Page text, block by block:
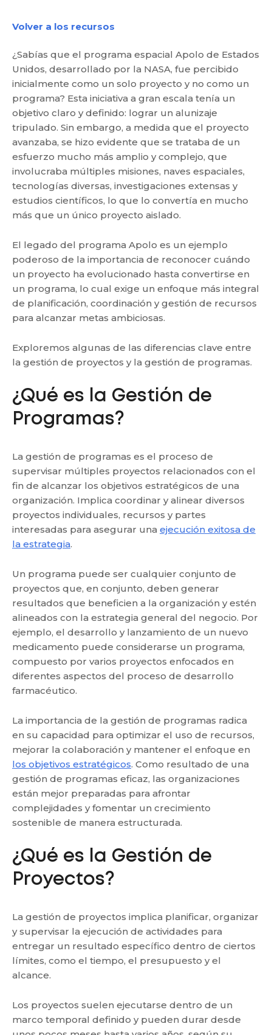
Volver a los recursos
¿Sabías que el programa espacial Apolo de Estados
Unidos, desarrollado por la NASA, fue percibido
inicialmente como un solo proyecto y no como un
programa? Esta iniciativa a gran escala tenía un
objetivo claro y definido: lograr un alunizaje
tripulado. Sin embargo, a medida que el proyecto
avanzaba, se hizo evidente que se trataba de un
esfuerzo mucho más amplio y complejo, que
involucraba múltiples misiones, naves espaciales,
tecnologías diversas, investigaciones extensas y
estudios científicos, lo que lo convertía en mucho
más que un único proyecto aislado.
El legado del programa Apolo es un ejemplo
poderoso de la importancia de reconocer cuándo
un proyecto ha evolucionado hasta convertirse en
un programa, lo cual exige un enfoque más integral
de planificación, coordinación y gestión de recursos
para alcanzar metas ambiciosas.
Exploremos algunas de las diferencias clave entre
la gestión de proyectos y la gestión de programas.
¿Qué es la Gestión de
Programas?
La gestión de programas es el proceso de
supervisar múltiples proyectos relacionados con el
fin de alcanzar los objetivos estratégicos de una
organización. Implica coordinar y alinear diversos
proyectos individuales, recursos y partes
interesadas para asegurar una ejecución exitosa de
la estrategia.
Un programa puede ser cualquier conjunto de
proyectos que, en conjunto, deben generar
resultados que beneficien a la organización y estén
alineados con la estrategia general del negocio. Por
ejemplo, el desarrollo y lanzamiento de un nuevo
medicamento puede considerarse un programa,
compuesto por varios proyectos enfocados en
diferentes aspectos del proceso de desarrollo
farmacéutico.
La importancia de la gestión de programas radica
en su capacidad para optimizar el uso de recursos,
mejorar la colaboración y mantener el enfoque en
los objetivos estratégicos. Como resultado de una
gestión de programas eficaz, las organizaciones
están mejor preparadas para afrontar
complejidades y fomentar un crecimiento
sostenible de manera estructurada.
¿Qué es la Gestión de
Proyectos?
La gestión de proyectos implica planificar, organizar
y supervisar la ejecución de actividades para
entregar un resultado específico dentro de ciertos
límites, como el tiempo, el presupuesto y el
alcance.
Los proyectos suelen ejecutarse dentro de un
marco temporal definido y pueden durar desde